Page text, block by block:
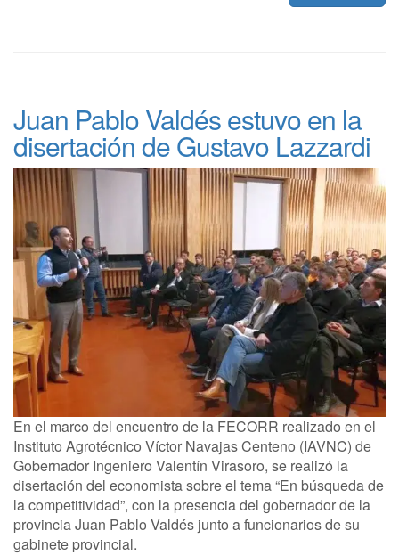
Juan Pablo Valdés estuvo en la
disertación de Gustavo Lazzardi
En el marco del encuentro de la FECORR realizado en el
Instituto Agrotécnico Víctor Navajas Centeno (IAVNC) de
Gobernador Ingeniero Valentín Virasoro, se realizó la
disertación del economista sobre el tema “En búsqueda de
la competitividad”, con la presencia del gobernador de la
provincia Juan Pablo Valdés junto a funcionarios de su
gabinete provincial.